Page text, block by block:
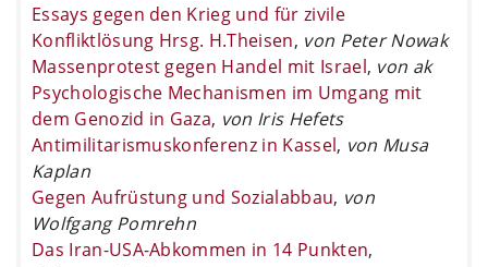
Essays gegen den Krieg und für zivile
Konfliktlösung Hrsg. H.Theisen, von Peter Nowak
Massenprotest gegen Handel mit Israel, von ak
Psychologische Mechanismen im Umgang mit
dem Genozid in Gaza, von Iris Hefets
Antimilitarismuskonferenz in Kassel, von Musa
Kaplan
Gegen Aufrüstung und Sozialabbau, von
Wolfgang Pomrehn
Das Iran-USA-Abkommen in 14 Punkten,